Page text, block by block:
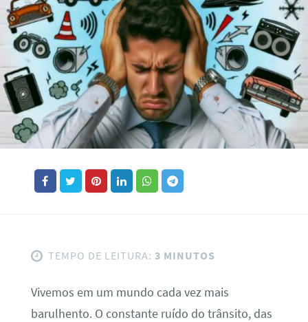
TEMPO DE LEITURA: 3 MINUTOS
Vivemos em um mundo cada vez mais
barulhento. O constante ruído do trânsito, das